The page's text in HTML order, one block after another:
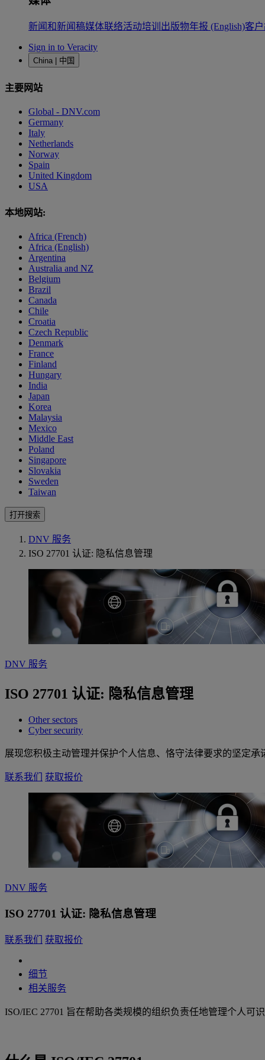
新闻和新闻稿媒体联络活动培训 出版物年报 (English)客
Sign in to Veracity
China | 中国
主要网站
Global - DNV.com
Germany
Italy
Netherlands
Norway
Spain
United Kingdom
USA
本地网站:
Africa (French)
Africa (English)
Argentina
Australia and NZ
Belgium
Brazil
Canada
Chile
Croatia
Czech Republic
Denmark
France
Finland
Hungary
India
Japan
Korea
Malaysia
Mexico
Middle East
Poland
Singapore
Slovakia
Sweden
Taiwan
打开搜索
DNV 服务
ISO 27701 认证: 隐私信息管理
DNV 服务
ISO 27701 认证: 隐私信息管理
Other sectors
Cyber security
展现您积极主动管理并保护个人信息、恪守法律要求的坚定承
联系我们 获取报价
DNV 服务
ISO 27701 认证: 隐私信息管理
联系我们 获取报价
细节
相关服务
ISO/IEC 27701 旨在帮助各类规模的组织负责任地管理个人